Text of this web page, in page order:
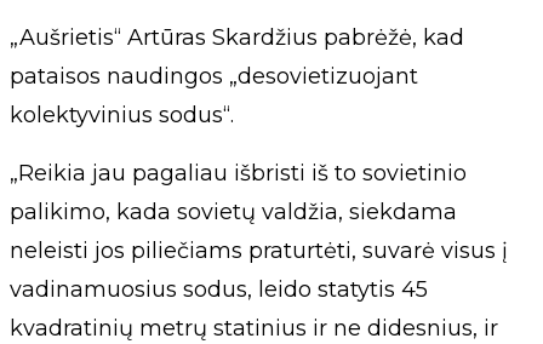
„Aušrietis“ Artūras Skardžius pabrėžė, kad
pataisos naudingos „desovietizuojant
kolektyvinius sodus“.
„Reikia jau pagaliau išbristi iš to sovietinio
palikimo, kada sovietų valdžia, siekdama
neleisti jos piliečiams praturtėti, suvarė visus į
vadinamuosius sodus, leido statytis 45
kvadratinių metrų statinius ir ne didesnius, ir